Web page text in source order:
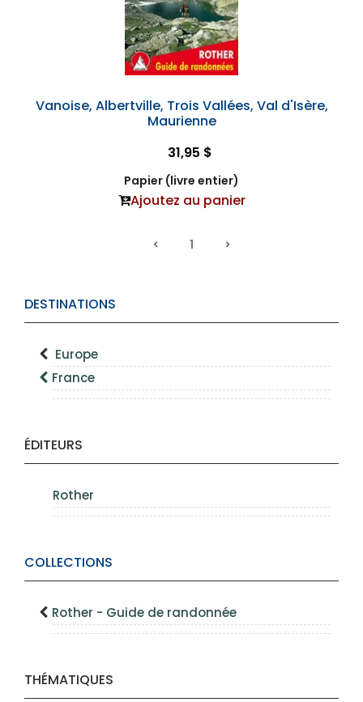
DESTINATIONS
Europe
France
ÉDITEURS
Rother
COLLECTIONS
Rother - Guide de randonnée
THÉMATIQUES
Vanoise, Albertville, Trois Vallées, Val d'Isère,
Maurienne
31,95 $
Papier (livre entier)
Ajoutez au panier
1